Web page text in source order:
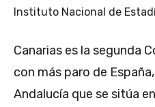
Instituto Nacional de
Canarias es la segunda
con más paro de
Andalucía que se sitúa